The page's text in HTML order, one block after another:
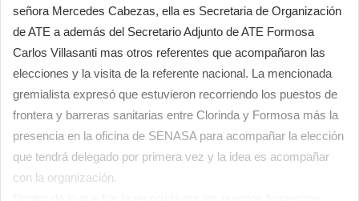
señora Mercedes Cabezas, ella es Secretaria de Organización
de ATE a además del Secretario Adjunto de ATE Formosa
Carlos Villasanti mas otros referentes que acompañaron las
elecciones y la visita de la referente nacional. La mencionada
gremialista expresó que estuvieron recorriendo los puestos de
frontera y barreras sanitarias entre Clorinda y Formosa más la
presencia en la oficina de SENASA para acompañar la elección
que tendrá delegado por primera vez y la idea es acompañar
con la organización.